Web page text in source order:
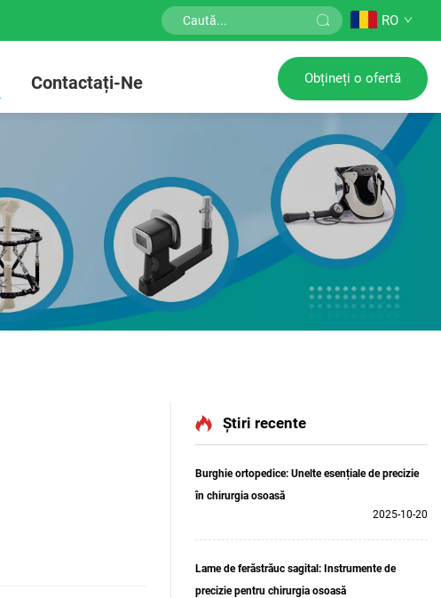
RO
Contactați-Ne Obțineți o ofertă
Știri recente
Burghie ortopedice: Unelte esențiale de precizie
în chirurgia osoasă
2025-10-20
Lame de ferăstrăuc sagital: Instrumente de
precizie pentru chirurgia osoasă